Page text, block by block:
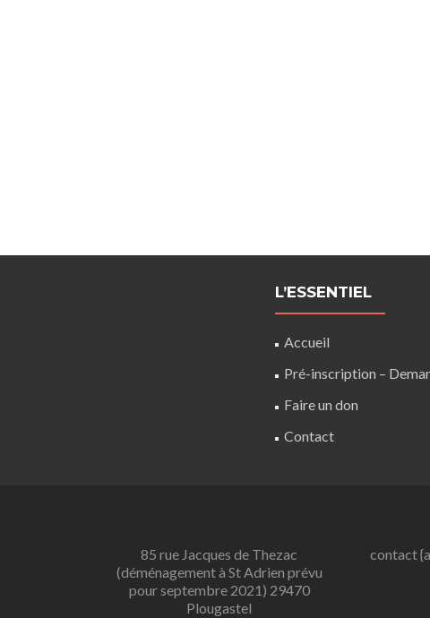
L’ESSENTIEL
Accueil
Pré-inscription –
Faire un don
Contact
85 rue Jacques de Thezac
(déménagement à St Adrien prévu
pour septembre 2021) 29470
Plougastel
contact